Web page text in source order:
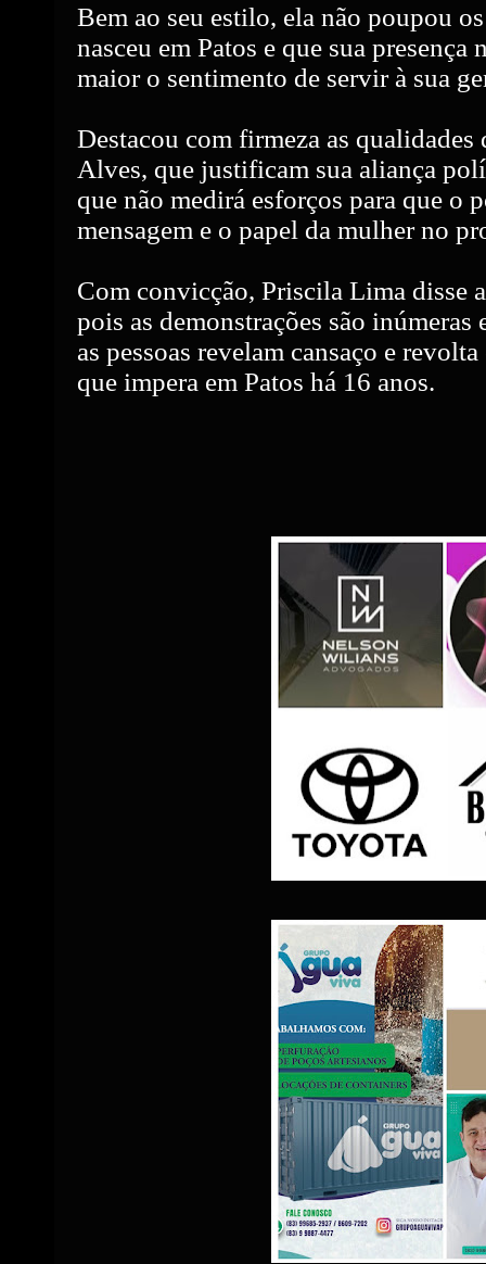
Bem ao seu estilo, ela não poupou
nasceu em Patos e que sua
maior o sentimento de servir à sua
Destacou com firmeza as
Alves, que justificam sua aliança
que não medirá esforços para que o
mensagem e o papel da mulher no
Com convicção, Priscila Lima disse
pois as demonstrações são inúmeras
as pessoas revelam cansaço e
que impera em Patos há 16 anos.